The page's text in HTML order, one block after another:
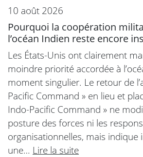
10 août 2026
Pourquoi la coopération
l’océan Indien reste encore
Les États-Unis ont clairement
moindre priorité accordée à
moment singulier. Le retour de
Pacific Command » en lieu et
Indo-Pacific Command » ne
posture des forces ni les
organisationnelles, mais indique
une… Lire la suite